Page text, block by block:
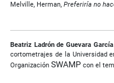
Melville, Herman, Preferiría no
Beatriz Ladrón de Guevara García
cortometrajes de la Universidad
Organización SWAMP con el